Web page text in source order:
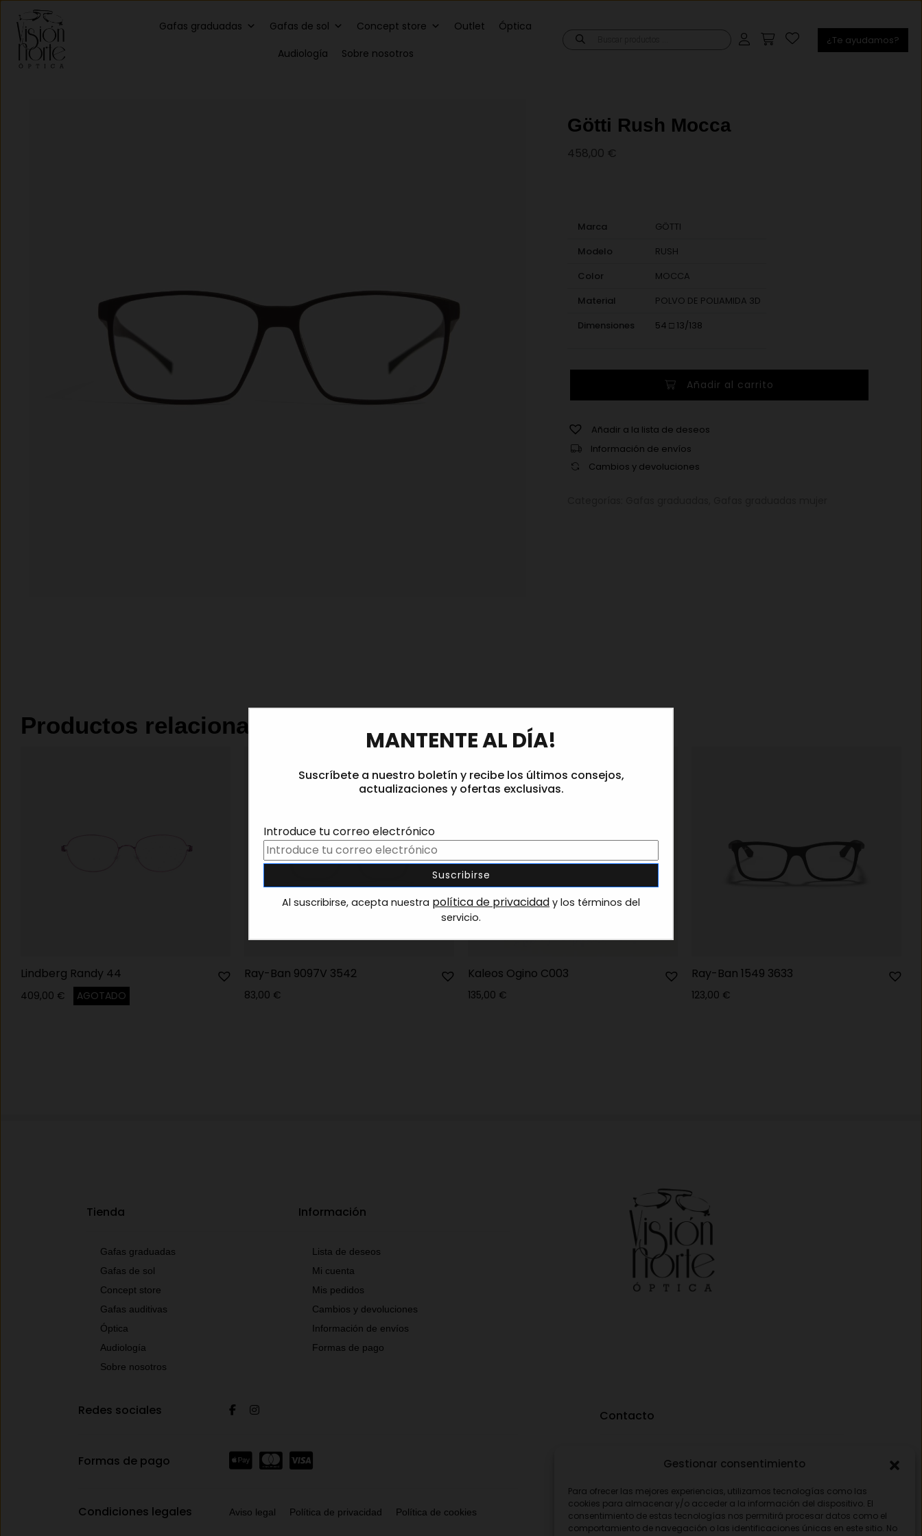
Gestionar consentimiento
Para ofrecer las mejores experiencias, utilizamos tecnologías como las
cookies para almacenar y/o acceder a la información del dispositivo. El
consentimiento de estas tecnologías nos permitirá procesar datos como el
comportamiento de navegación o las identificaciones únicas en este sitio. No
Gafas graduadas Gafas de sol Concept store Outlet
Óptica
Audiología
Sobre nosotros
Búsqueda ¿Te ayudamos?
Götti Rush Mocca
458,00 €
Marca
GÖTTI
Modelo
RUSH
Color
MOCCA
Material
POLVO DE POLIAMIDA 3D
Dimensiones
54 □ 13/138
cantidad
Añadir al carrito
Añadir a la lista de deseos
Información de envíos
Cambios y devoluciones
Productos relacionados
Lindberg Randy 44
409,00 € AGOTADO
Ray-Ban 9097V 3542
83,00 €
Kaleos Ogino C003
135,00 €
Ray-Ban 1549 3633
123,00 €
Tienda
Gafas graduadas
Gafas de sol
Concept store
Gafas auditivas
Óptica
Audiología
Sobre nosotros
Información
Lista de deseos
Mi cuenta
Mis pedidos
Cambios y devoluciones
Información de envíos
Formas de pago
Redes sociales
Formas de pago
Condiciones legales Aviso legal Política de privacidad Política de cookies
Contacto
opticavisionnorte@gmail.com
MANTENTE AL DÍA!
Suscríbete a nuestro boletín y recibe los últimos consejos,
actualizaciones y ofertas exclusivas.
Introduce tu correo electrónico
Al suscribirse, acepta nuestra política de privacidad y los términos del
servicio.